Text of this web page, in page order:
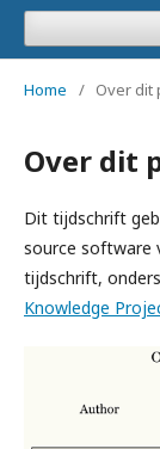
Home / Over dit
Over dit
Dit tijdschrift
source software
tijdschrift,
Knowledge